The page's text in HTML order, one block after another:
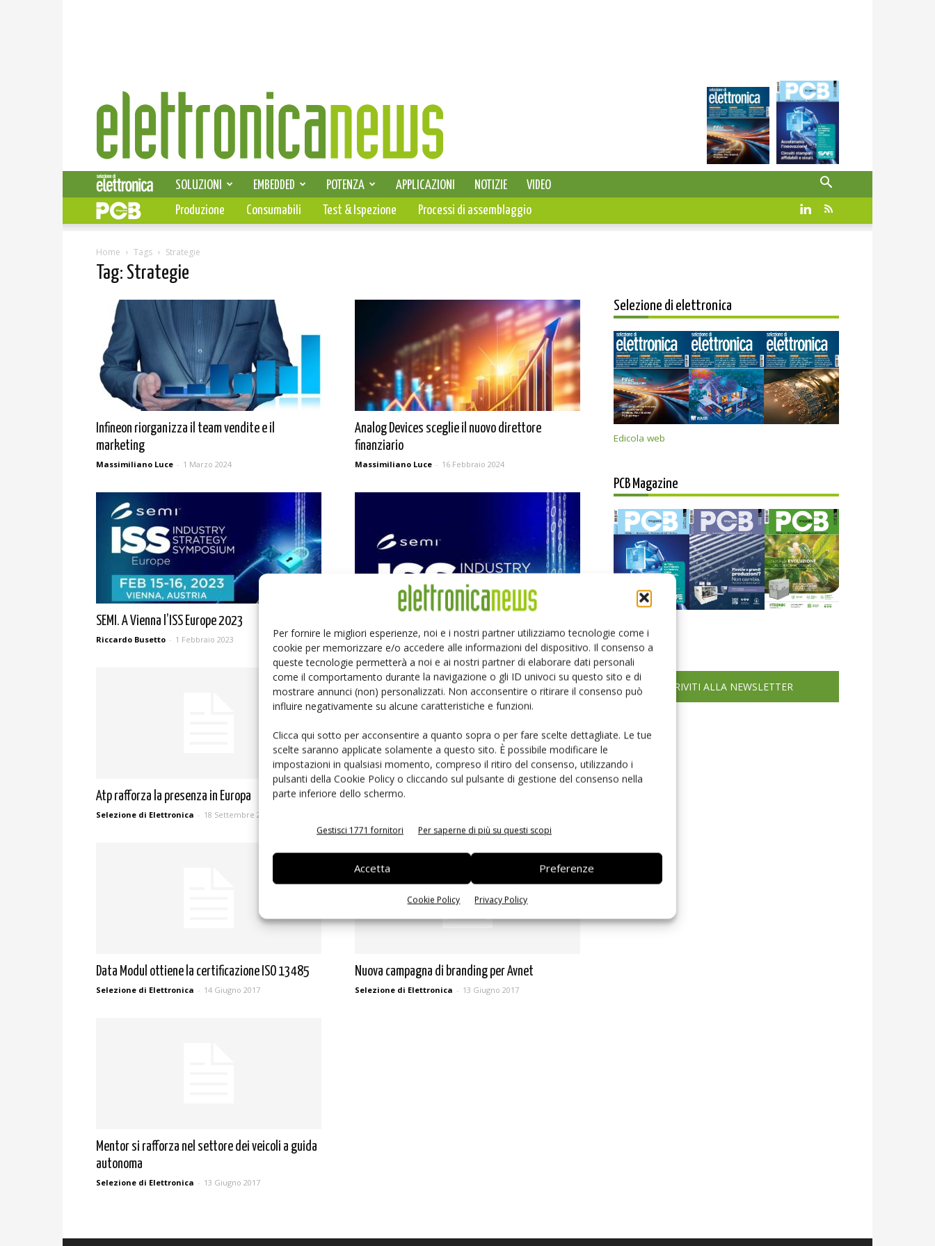
Per fornire le migliori esperienze, noi e i nostri partner utilizziamo tecnologie come i
cookie per memorizzare e/o accedere alle informazioni del dispositivo. Il consenso a
queste tecnologie permetterà a noi e ai nostri partner di elaborare dati personali
come il comportamento durante la navigazione o gli ID univoci su questo sito e di
mostrare annunci (non) personalizzati. Non acconsentire o ritirare il consenso può
influire negativamente su alcune caratteristiche e funzioni.
Clicca qui sotto per acconsentire a quanto sopra o per fare scelte dettagliate. Le tue
scelte saranno applicate solamente a questo sito. È possibile modificare le
impostazioni in qualsiasi momento, compreso il ritiro del consenso, utilizzando i
pulsanti della Cookie Policy o cliccando sul pulsante di gestione del consenso nella
parte inferiore dello schermo.
Gestisci 1771 fornitori Per saperne di più su questi scopi
Accetta Preferenze
Cookie Policy Privacy Policy
Elettronica
News
SELEZIONE DI ELETTRONICA
SOLUZIONI EMBEDDED POTENZA APPLICAZIONI NOTIZIE
VIDEO
PCB
Produzione Consumabili Test & Ispezione Processi di assemblaggio
Home Tags Strategie
Tag: Strategie
Infineon riorganizza il team vendite e il
marketing
Massimiliano Luce - 1 Marzo 2024
Analog Devices sceglie il nuovo direttore
finanziario
Massimiliano Luce - 16 Febbraio 2024
SEMI. A Vienna l’ISS Europe 2023
Riccardo Busetto - 1 Febbraio 2023 27 Gennaio 2023
Atp rafforza la presenza in Europa
Selezione di Elettronica - 18 Settembre 2017
Everlight investe in uno stabilimento a Taiwan
Data Modul ottiene la certificazione ISO 13485
Selezione di Elettronica - 14 Giugno 2017
Nuova campagna di branding per Avnet
Selezione di Elettronica - 13 Giugno 2017
Mentor si rafforza nel settore dei veicoli a guida
autonoma
Selezione di Elettronica - 13 Giugno 2017
Selezione di elettronica
Edicola web
PCB Magazine
ISCRIVITI ALLA NEWSLETTER